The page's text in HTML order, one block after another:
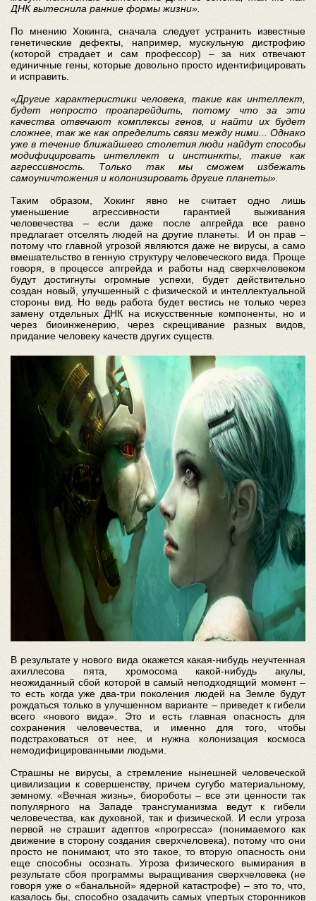
ДНК вытеснила ранние формы жизни».
По мнению Хокинга, сначала следует устранить известные
генетические дефекты, например, мускульную дистрофию
(которой страдает и сам профессор) – за них отвечают
единичные гены, которые довольно просто идентифицировать
и исправить.
«Другие характеристики человека, такие как интеллект,
будет непросто проапгрейдить, потому что за эти
качества отвечают комплексы генов, и найти их будет
сложнее, так же как определить связи между ними... Однако
уже в течение ближайшего столетия люди найдут способы
модифицировать интеллект и инстинкты, такие как
агрессивность. Только так мы сможем избежать
самоуничтожения и колонизировать другие планеты».
Таким образом, Хокинг явно не считает одно лишь
уменьшение агрессивности гарантией выживания
человечества – если даже после апгрейда все равно
предлагает отселять людей на другие планеты. И он прав –
потому что главной угрозой являются даже не вирусы, а само
вмешательство в генную структуру человеческого вида. Проще
говоря, в процессе апгрейда и работы над сверхчеловеком
будут достигнуты огромные успехи, будет действительно
создан новый, улучшенный с физической и интеллектуальной
стороны вид. Но ведь работа будет вестись не только через
замену отдельных ДНК на искусственные компоненты, но и
через биоинженерию, через скрещивание разных видов,
придание человеку качеств других существ.
В результате у нового вида окажется какая-нибудь неучтенная
ахиллесова пята, хромосома какой-нибудь акулы,
неожиданный сбой которой в самый неподходящий момент –
то есть когда уже два-три поколения людей на Земле будут
рождаться только в улучшенном варианте – приведет к гибели
всего «нового вида». Это и есть главная опасность для
сохранения человечества, и именно для того, чтобы
подстраховаться от нее, и нужна колонизация космоса
немодифицированными людьми.
Страшны не вирусы, а стремление нынешней человеческой
цивилизации к совершенству, причем сугубо материальному,
земному. «Вечная жизнь», биороботы – все эти ценности так
популярного на Западе трансгуманизма ведут к гибели
человечества, как духовной, так и физической. И если угроза
первой не страшит адептов «прогресса» (понимаемого как
движение в сторону создания сверхчеловека), потому что они
просто не понимают, что это такое, то вторую опасность они
еще способны осознать. Угроза физического вымирания в
результате сбоя программы выращивания сверхчеловека (не
говоря уже о «банальной» ядерной катастрофе) – это то, что,
казалось бы, способно озадачить самых упертых сторонников